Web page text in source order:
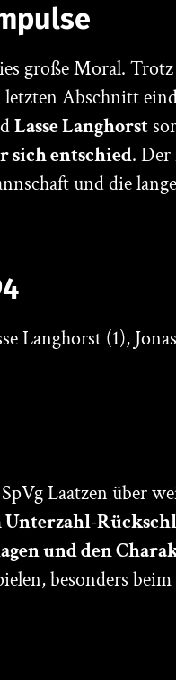
große Moral.
letzten Abschnitt
Lasse Langhorst
sich entschied. Der
und die
Langhorst (1),
Laatzen über
und den
besonders beim